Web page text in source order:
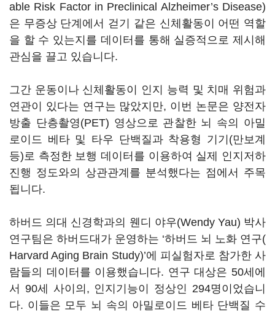
able Risk Factor in Preclinical Alzheimer’s Disease)
은 무증상 단계에서 걷기 같은 신체활동이 어떤 역할
을 할 수 있는지를 데이터를 통해 실증적으로 제시해
관심을 끌고 있습니다.
그간 운동이나 신체활동이 인지 능력 및 치매 위험과
연관이 있다는 연구는 많았지만, 이번 논문은 양전자
방출 단층촬영(PET) 영상으로 관찰한 뇌 속의 아밀
로이드 베타 및 타우 단백질과 착용형 기기(만보계
등)로 측정한 보행 데이터를 이용하여 실제 인지저하
진행 정도와의 상관관계를 분석했다는 점에서 주목
됩니다.
하버드 의대 신경학과의 웬디 야우(Wendy Yau) 박사
연구팀은 하버드대가 운영하는 ‘하버드 뇌 노화 연구(
Harvard Aging Brain Study)’에 피실험자로 참가한 사
람들의 데이터를 이용했습니다. 연구 대상은 50세에
서 90세 사이의, 인지기능이 정상인 294명이었습니
다. 이들은 모두 뇌 속의 아밀로이드 베타 단백질 수